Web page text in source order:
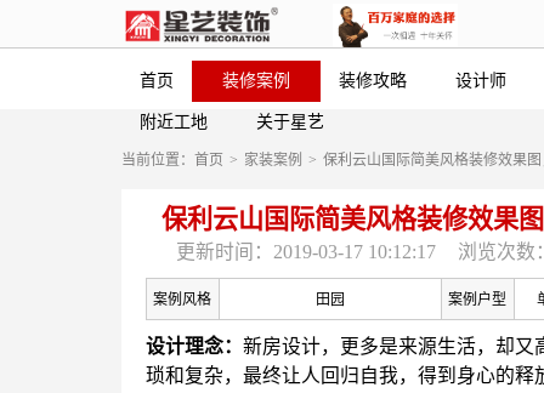
首页 装修案例 装修攻略 设计师
附近工地 关于星艺
当前位置： 首页 > 家装案例 > 保利云山国际简美风格装修效果
保利云山国际简美风格装修效果
更新时间：2019-03-17 10:12:17 浏览次数
案例风格 田园 案例户型
设计理念： 新房设计，更多是来源生活，却又
琐和复杂，最终让人回归自我，得到身心的释